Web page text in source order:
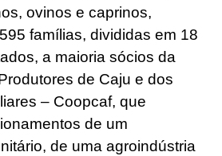
ovinos e caprinos,
famílias, divididas em 18
a maioria sócios da
de Caju e dos
– Coopcaf, que
de um
de uma agroindústria